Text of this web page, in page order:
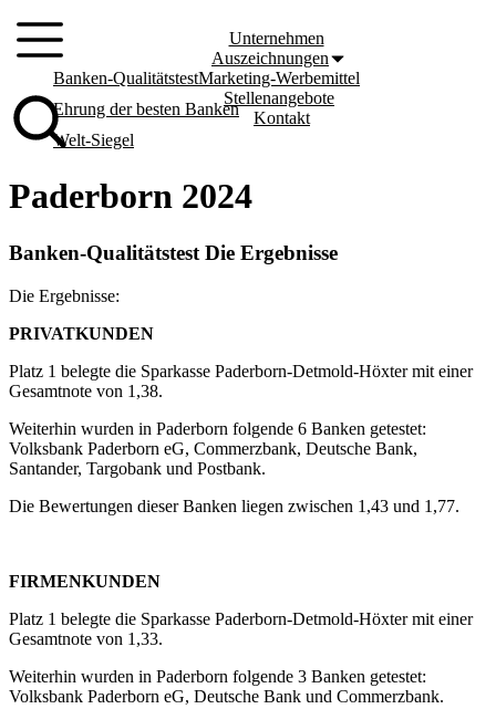
Inhalt
springen
Unternehmen
Auszeichnungen
Banken-Qualitätstest
Ehrung der besten Banken
Welt-Siegel
Marketing-Werbemittel
Stellenangebote
Kontakt
Paderborn 2024
Banken-Qualitätstest Die Ergebnisse
Die Ergebnisse:
PRIVATKUNDEN
Platz 1 belegte die Sparkasse Paderborn-Detmold-Höxter mit einer
Gesamtnote von 1,38.
Weiterhin wurden in Paderborn folgende 6 Banken getestet:
Volksbank Paderborn eG, Commerzbank, Deutsche Bank,
Santander, Targobank und Postbank.
Die Bewertungen dieser Banken liegen zwischen 1,43 und 1,77.
FIRMENKUNDEN
Platz 1 belegte die Sparkasse Paderborn-Detmold-Höxter mit einer
Gesamtnote von 1,33.
Weiterhin wurden in Paderborn folgende 3 Banken getestet:
Volksbank Paderborn eG, Deutsche Bank und Commerzbank.